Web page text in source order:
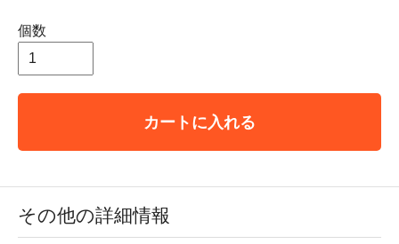
個数
カートに入れる
その他の詳細情報